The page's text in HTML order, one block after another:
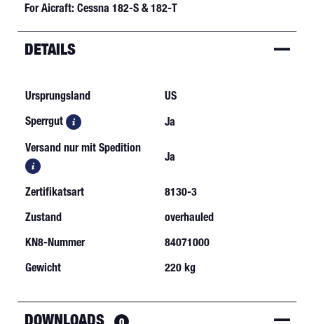
For Aicraft: Cessna 182-S & 182-T
DETAILS
Ursprungsland
US
Sperrgut
Ja
Versand nur mit Spedition
Ja
Zertifikatsart
8130-3
Zustand
overhauled
KN8-Nummer
84071000
Gewicht
220 kg
DOWNLOADS 0